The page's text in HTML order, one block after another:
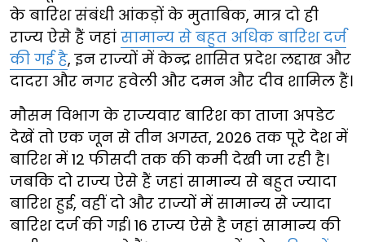
के बारिश संबंधी आंकड़ों के मुताबिक, मात्र दो ही
राज्य ऐसे हैं जहां सामान्य से बहुत अधिक बारिश दर्ज
की गई है, इन राज्यों में केन्द्र शासित प्रदेश लद्दाख और
दादरा और नगर हवेली और दमन और दीव शामिल हैं।
मौसम विभाग के राज्यवार बारिश का ताजा अपडेट
देखें तो एक जून से तीन अगस्त, 2026 तक पूरे देश में
बारिश में 12 फीसदी तक की कमी देखी जा रही है।
जबकि दो राज्य ऐसे हैं जहां सामान्य से बहुत ज्यादा
बारिश हुई, वहीं दो और राज्यों में सामान्य से ज्यादा
बारिश दर्ज की गई। 16 राज्य ऐसे है जहां सामान्य की